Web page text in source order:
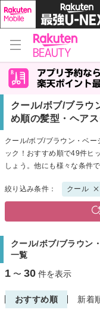
クール/ボブ/ブラウ
め順の髪型・ヘア
クール/ボブ/ブラウン・ベ
ック！おすすめ順で49件ヒ
しょう。他にも様々な条件で
絞り込み条件： クール
クール/ボブ/ブラウン
一覧
1 〜 30 件を表示
おすすめ順 新着